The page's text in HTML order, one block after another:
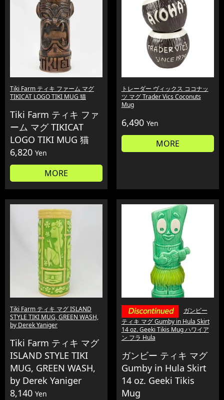
Tiki Farm ティキ ファーム マグ
TIKICAT LOGO TIKI MUG 猫
Tiki Farm ティキ ファ
ーム マグ TIKICAT
LOGO TIKI MUG 猫
6,820 Yen
MORE
トレーダー ヴィックス ココナッ
ツ マグ Trader Vics Coconuts
Mug
6,490 Yen
MORE
Tiki Farm ティキ マグ ISLAND
STYLE TIKI MUG, GREEN WASH,
by Derek Yaniger
Tiki Farm ティキ マグ
ISLAND STYLE TIKI
MUG, GREEN WASH,
by Derek Yaniger
8,140 Yen
ガンビー
ティキ マグ Gumby in Hula Skirt
14 oz. Geeki Tikis Mug ハワイア
ン フラ Hula
ガンビー ティキ マグ
Gumby in Hula Skirt
14 oz. Geeki Tikis
Mug